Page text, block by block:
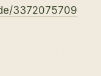
3372075709